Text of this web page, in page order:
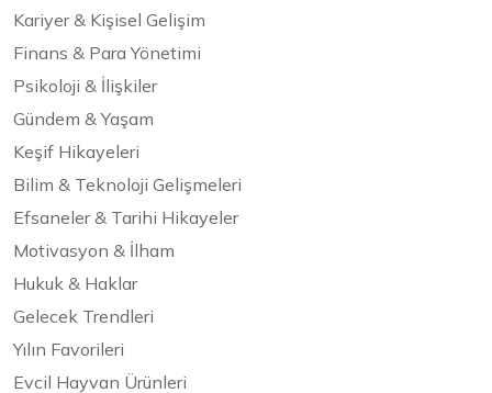
Kariyer & Kişisel Gelişim
Finans & Para Yönetimi
Psikoloji & İlişkiler
Gündem & Yaşam
Keşif Hikayeleri
Bilim & Teknoloji Gelişmeleri
Efsaneler & Tarihi Hikayeler
Motivasyon & İlham
Hukuk & Haklar
Gelecek Trendleri
Yılın Favorileri
Evcil Hayvan Ürünleri